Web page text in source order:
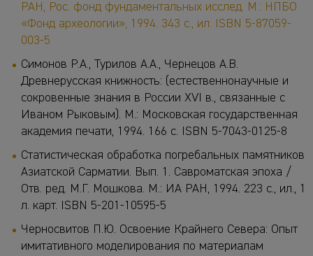
РАН, Рос. фонд фундаментальных исслед. М.: НПБО
«Фонд археологии», 1994. 343 с., ил. ISBN 5-87059-
003-5
Симонов Р.А., Турилов А.А., Чернецов А.В.
Древнерусская книжность: (естественнонаучные и
сокровенные знания в России XVI в., связанные с
Иваном Рыковым). М.: Московская государственная
академия печати, 1994. 166 с. ISBN 5-7043-0125-8
Статистическая обработка погребальных памятников
Азиатской Сарматии. Вып. 1. Савроматская эпоха /
Отв. ред. М.Г. Мошкова. М.: ИА РАН, 1994. 223 с., ил., 1
л. карт. ISBN 5-201-10595-5
Черносвитов П.Ю. Освоение Крайнего Севера: Опыт
имитативного моделирования по материалам